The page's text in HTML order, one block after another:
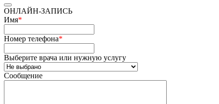
ОНЛАЙН-ЗАПИСЬ
Имя*
Номер телефона*
Выберите врача или нужную услугу
Сообщение